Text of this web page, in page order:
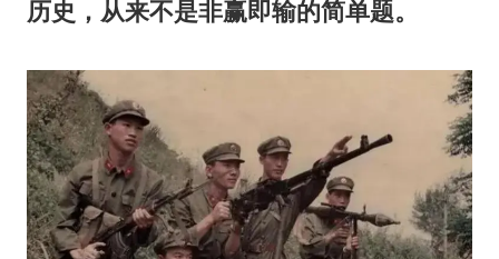
历史，从来不是非赢即输的简单题。